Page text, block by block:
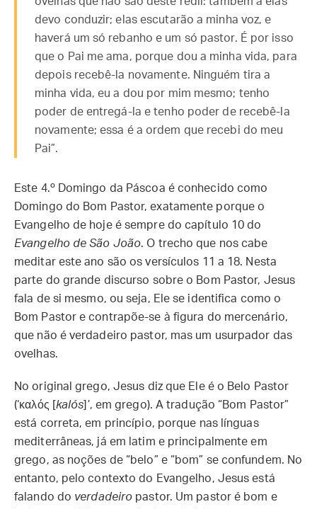
devo conduzir; elas escutarão a minha voz, e
haverá um só rebanho e um só pastor. É por isso
que o Pai me ama, porque dou a minha vida, para
depois recebê-la novamente. Ninguém tira a
minha vida, eu a dou por mim mesmo; tenho
poder de entregá-la e tenho poder de recebê-la
novamente; essa é a ordem que recebi do meu
Pai”.
Este 4.º Domingo da Páscoa é conhecido como
Domingo do Bom Pastor, exatamente porque o
Evangelho de hoje é sempre do capítulo 10 do
Evangelho de São João. O trecho que nos cabe
meditar este ano são os versículos 11 a 18. Nesta
parte do grande discurso sobre o Bom Pastor, Jesus
fala de si mesmo, ou seja, Ele se identifica como o
Bom Pastor e contrapõe-se à figura do mercenário,
que não é verdadeiro pastor, mas um usurpador das
ovelhas.
No original grego, Jesus diz que Ele é o Belo Pastor
(‘καλός [ kalós ]’, em grego). A tradução “Bom Pastor”
está correta, em princípio, porque nas línguas
mediterrâneas, já em latim e principalmente em
grego, as noções de “belo” e “bom” se confundem. No
entanto, pelo contexto do Evangelho, Jesus está
falando do verdadeiro pastor. Um pastor é bom e